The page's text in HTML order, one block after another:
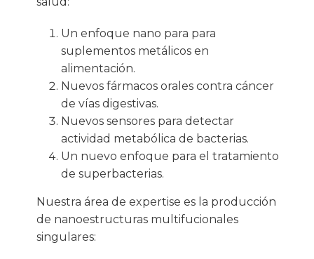
Un enfoque nano para para
suplementos metálicos en
alimentación.
Nuevos fármacos orales contra cáncer
de vías digestivas.
Nuevos sensores para detectar
actividad metabólica de bacterias.
Un nuevo enfoque para el tratamiento
de superbacterias.
Nuestra área de expertise es la producción
de nanoestructuras multifucionales
singulares: